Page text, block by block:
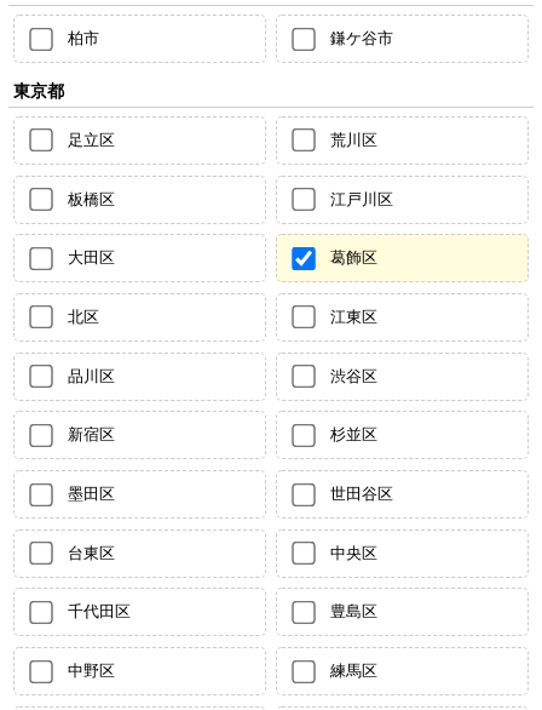
柏市 鎌ケ谷市
東京都
足立区 荒川区
板橋区 江戸川区
大田区 葛飾区
北区 江東区
品川区 渋谷区
新宿区 杉並区
墨田区 世田谷区
台東区 中央区
千代田区 豊島区
中野区 練馬区